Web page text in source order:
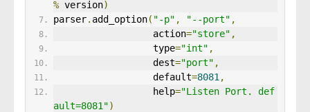
% version)
parser. add_option( "-p" , "--port" ,
                  action
="store" ,
                  type
="int" ,
                  dest
="port" ,
                  default
=8081 ,
                  help
="Listen Port. def
ault=8081")